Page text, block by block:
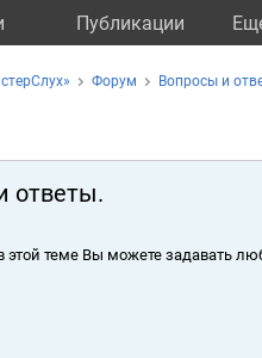
Публикации
Форум Вопросы и
ответы.
этой теме Вы можете задавать